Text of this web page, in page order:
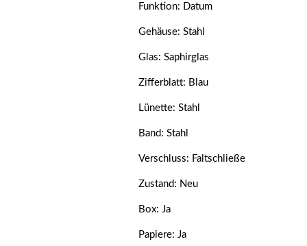
Funktion: Datum
Gehäuse: Stahl
Glas: Saphirglas
Zifferblatt: Blau
Lünette: Stahl
Band: Stahl
Verschluss: Faltschließe
Zustand: Neu
Box: Ja
Papiere: Ja